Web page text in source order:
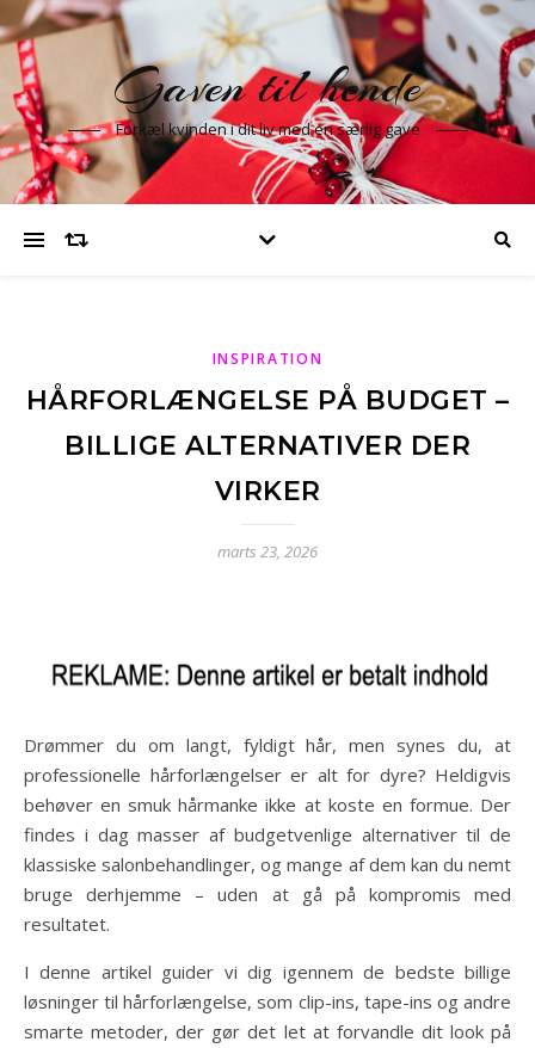
Gaven til hende
Forkæl kvinden i dit liv med en særlig gave
INSPIRATION
HÅRFORLÆNGELSE PÅ BUDGET –
BILLIGE ALTERNATIVER DER
VIRKER
marts 23, 2026
Drømmer du om langt, fyldigt hår, men synes du, at
professionelle hårforlængelser er alt for dyre? Heldigvis
behøver en smuk hårmanke ikke at koste en formue. Der
findes i dag masser af budgetvenlige alternativer til de
klassiske salonbehandlinger, og mange af dem kan du nemt
bruge derhjemme – uden at gå på kompromis med
resultatet.
I denne artikel guider vi dig igennem de bedste billige
løsninger til hårforlængelse, som clip-ins, tape-ins og andre
smarte metoder, der gør det let at forvandle dit look på